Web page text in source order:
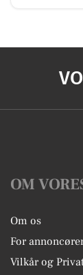
OM
Om os
For
Vilkår og